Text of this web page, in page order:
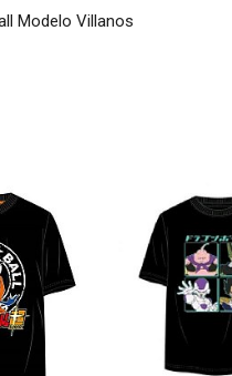
Modelo Villanos